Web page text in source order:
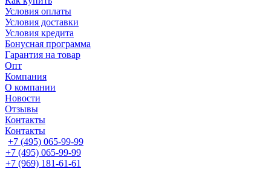
Условия оплаты
Условия доставки
Условия кредита
Бонусная программа
Гарантия на товар
Опт
Компания
О компании
Новости
Отзывы
Контакты
Контакты
+7 (495) 065-99-99
+7 (495) 065-99-99
+7 (969) 181-61-61